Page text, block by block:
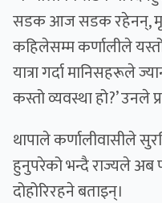
सडक आज सडक रहेनन्,
कहिलेसम्म कर्णालीले
यात्रा गर्दा मानिसहरूले
कस्तो व्यवस्था हो?’ उनले
थापाले कर्णालीवासीले
हुनुपरेको भन्दै राज्यले अब
दोहोरिरहने बताइन्।